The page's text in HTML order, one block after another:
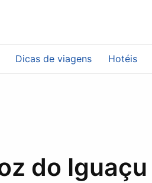
Dicas de viagens Hotéis
do Iguaçu